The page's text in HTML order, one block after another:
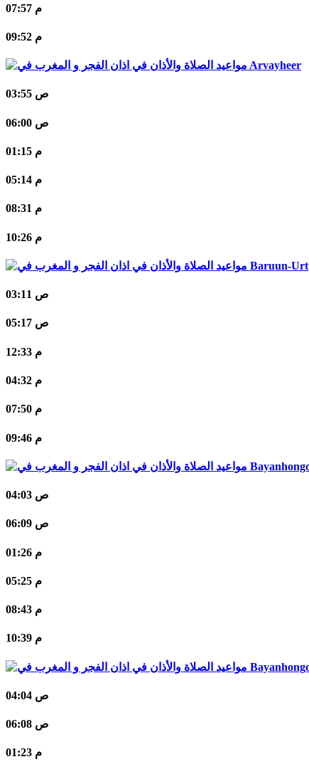
07:57 م
09:52 م
Arvayheer
03:55 ص
06:00 ص
01:15 م
05:14 م
08:31 م
10:26 م
Baruun-Urt
03:11 ص
05:17 ص
12:33 م
04:32 م
07:50 م
09:46 م
04:03 ص
06:09 ص
01:26 م
05:25 م
08:43 م
10:39 م
04:04 ص
06:08 ص
01:23 م